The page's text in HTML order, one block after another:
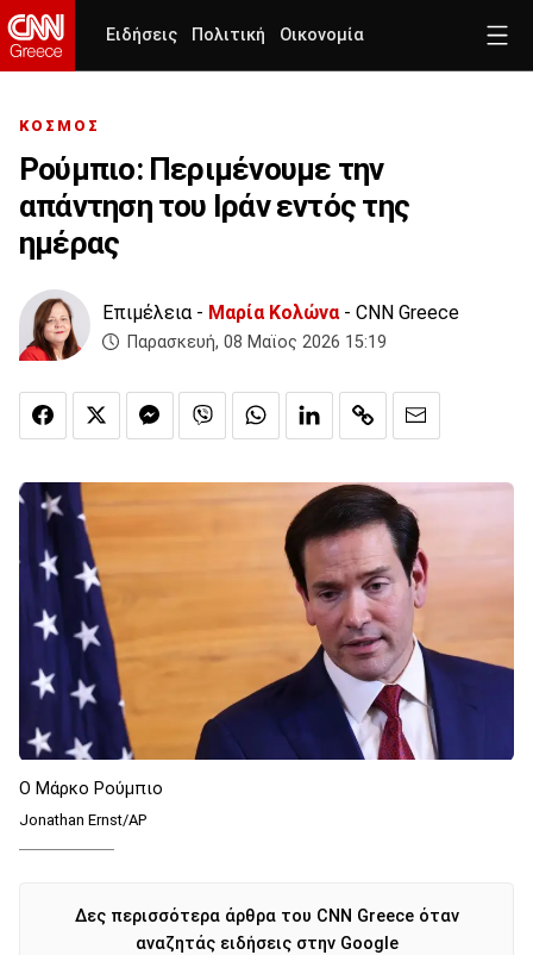
Ειδήσεις Πολιτική Οικονομία
ΚΟΣΜΟΣ
Ρούμπιο: Περιμένουμε την
απάντηση του Ιράν εντός της
ημέρας
Επιμέλεια - Μαρία Κολώνα- CNN Greece
Παρασκευή, 08 Μαϊος 2026 15:19
Ο Μάρκο Ρούμπιο
Jonathan Ernst/AP
Δες περισσότερα άρθρα του CNN Greece όταν
αναζητάς ειδήσεις στην Google